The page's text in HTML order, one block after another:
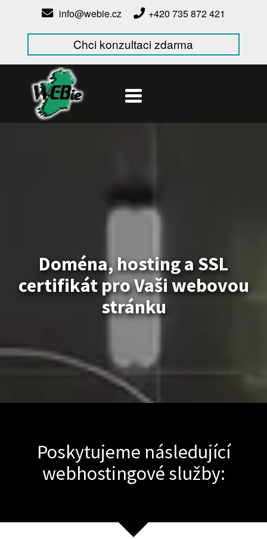
info@webie.cz +420 735 872 421
Chci konzultaci zdarma
Doména, hosting a SSL
certifikát pro Vaši webovou
stránku
Poskytujeme následující
webhostingové služby: